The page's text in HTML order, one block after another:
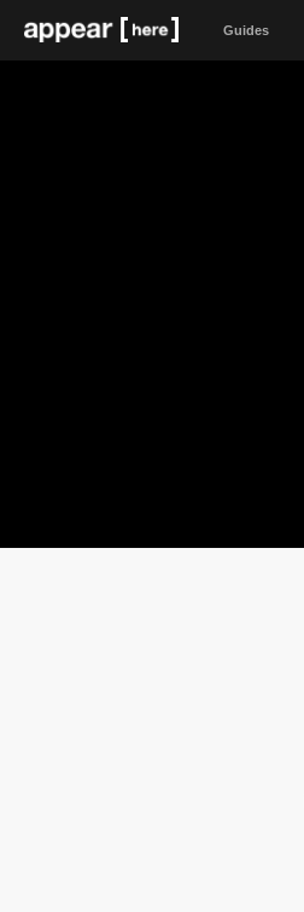
Guides